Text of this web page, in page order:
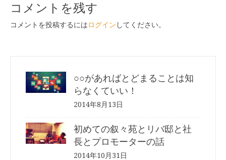
ゲ
ー
コメントを残す
コメントを投稿するにはログイン してください。
○○があればとどまることは知
らなくていい！
2014年8月13日
初めての叙々苑とリバ邸と社
長とプロモーターの話
2014年10月31日